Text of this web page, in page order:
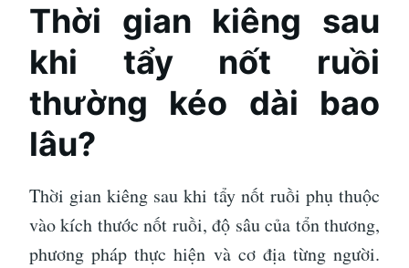
Thời gian kiêng sau
khi tẩy nốt ruồi
thường kéo dài bao
lâu?
Thời gian kiêng sau khi tẩy nốt ruồi phụ thuộc
vào kích thước nốt ruồi, độ sâu của tổn thương,
phương pháp thực hiện và cơ địa từng người.